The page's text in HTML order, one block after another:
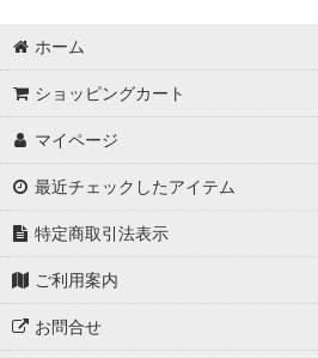
ホーム
ショッピングカート
マイページ
最近チェックしたアイテム
特定商取引法表示
ご利用案内
お問合せ